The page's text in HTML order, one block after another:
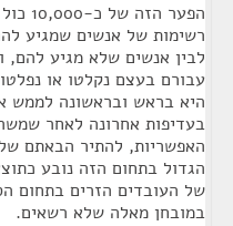
הפער
רשימות של אנשים שמגיע
לבין אנשים שלא מגיע להם,
עבורם בעצם נקלטו או
היא בראש ובראשונה לממש
בעדיפות אחרונה לאחר
האפשריות, להתיר הבאתם
הגדול בתחום הזה נובע
של העובדים הזרים בתחום
במובחן מאלה שלא רשאים.